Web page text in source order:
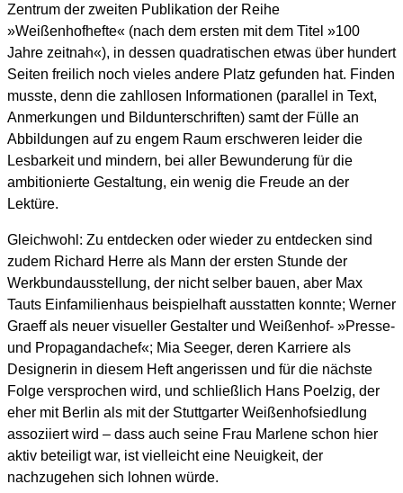
Zentrum der zweiten Publikation der Reihe
»Weißenhofhefte« (nach dem ersten mit dem Titel »100
Jahre zeitnah«), in dessen quadratischen etwas über hundert
Seiten freilich noch vieles andere Platz gefunden hat. Finden
musste, denn die zahllosen Informationen (parallel in Text,
Anmerkungen und Bildunterschriften) samt der Fülle an
Abbildungen auf zu engem Raum erschweren leider die
Lesbarkeit und mindern, bei aller Bewunderung für die
ambitionierte Gestaltung, ein wenig die Freude an der
Lektüre.
Gleichwohl: Zu entdecken oder wieder zu entdecken sind
zudem Richard Herre als Mann der ersten Stunde der
Werkbundausstellung, der nicht selber bauen, aber Max
Tauts Einfamilienhaus beispielhaft ausstatten konnte; Werner
Graeff als neuer visueller Gestalter und Weißenhof- »Presse-
und Propagandachef«; Mia Seeger, deren Karriere als
Designerin in diesem Heft angerissen und für die nächste
Folge versprochen wird, und schließlich Hans Poelzig, der
eher mit Berlin als mit der Stuttgarter Weißenhofsiedlung
assoziiert wird – dass auch seine Frau Marlene schon hier
aktiv beteiligt war, ist vielleicht eine Neuigkeit, der
nachzugehen sich lohnen würde.